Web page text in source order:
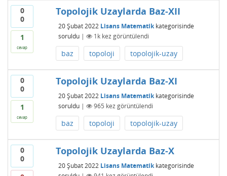
0
0
1
cevap
Topolojik Uzaylarda Baz-XII
20 Şubat 2022 Lisans Matematikkategorisinde
soruldu | 1kkez görüntülendi
baz topoloji topolojik-uzay
0
0
1
cevap
Topolojik Uzaylarda Baz-XI
20 Şubat 2022 Lisans Matematikkategorisinde
soruldu | 965 kez görüntülendi
baz topoloji topolojik-uzay
0
0
Topolojik Uzaylarda Baz-X
20 Şubat 2022 Lisans Matematikkategorisinde